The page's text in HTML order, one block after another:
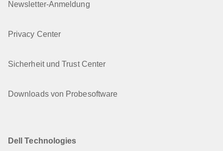
Newsletter-Anmeldung
Privacy Center
Sicherheit und Trust Center
Downloads von Probesoftware
Dell Technologies